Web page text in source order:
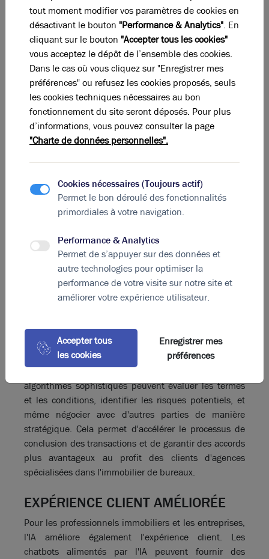
améliorant ainsi la productivité, le bien-être des
employés, et la satisfaction au travail. La possibilité
d'anticiper l'aménagement des espaces de bureaux
permet aux utilisateurs de mieux s'y projeter, facilitant
ainsi les décisions d'achat ou de location de bureaux.
GESTION IMMOBILIÈRE
INTELLIGENTE
L'IA facilite également la gestion immobilière en
automatisant des tâches cruciales telles que la
maintenance prédictive, la surveillance des coûts
les dispositifs connectés permettent une collecte
continue de données sur l'état des bâtiments,
prévenant ainsi les problèmes potentiels avant qu'ils
par des opérations plus efficaces et une utilisation
optimale des ressources, l'IA pouvant donc être utile
aux utilisateurs de bureaux à l'heure de la transition
écologique de l'immobilier tertiaire.
CONTRATS
L'IA simplifie également le processus de négociation et
d'analyse de contrats immobiliers ; à nouveau, des
algorithmes sophistiqués peuvent évaluer les termes
et les conditions, identifier les risques potentiels, et
même négocier avec d'autres parties de manière
stratégique. Cela permet d'accélérer le processus de
conclusion des transactions et de garantir des accords
plus avantageux au profit des clients d'agences
spécialisées dans l'immobilier de bureaux.
EXPÉRIENCE CLIENT AMÉLIORÉE
Pour les professionnels immobiliers et les entreprises,
l'IA améliore également l'expérience client. Les
chatbots alimentés par l'IA peuvent fournir des
tout moment modifier vos paramètres de cookies en
désactivant le bouton "Performance & Analytics". En
cliquant sur le bouton "Accepter tous les cookies"
vous acceptez le dépôt de l’ensemble des cookies.
Dans le cas où vous cliquez sur "Enregistrer mes
préférences" ou refusez les cookies proposés, seuls
les cookies techniques nécessaires au bon
fonctionnement du site seront déposés. Pour plus
d’informations, vous pouvez consulter la page
"Charte de données personnelles".
Cookies nécessaires (Toujours actif)
Permet le bon déroulé des fonctionnalités
primordiales à votre navigation.
Performance & Analytics
Permet de s’appuyer sur des données et
autre technologies pour optimiser la
performance de votre visite sur notre site et
améliorer votre expérience utilisateur.
Accepter tous
les cookies
Enregistrer mes
préférences